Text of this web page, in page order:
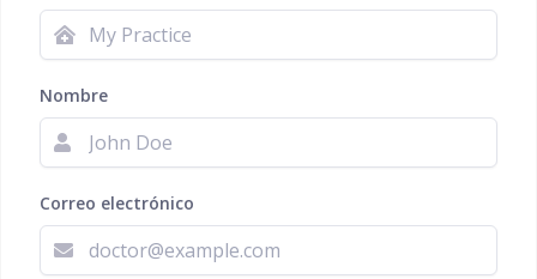
Nombre
Correo electrónico